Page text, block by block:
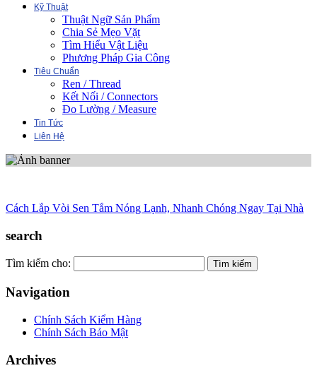
Kỹ Thuật
Thuật Ngữ Sản Phẩm
Chia Sẻ Mẹo Vặt
Tìm Hiểu Vật Liệu
Phương Pháp Gia Công
Tiêu Chuẩn
Ren / Thread
Kết Nối / Connectors
Đo Lường / Measure
Tin Tức
Liên Hệ
Cách Lắp Vòi Sen Tắm Nóng Lạnh, Nhanh Chóng Ngay Tại Nhà
search
Tìm kiếm cho:
Navigation
Chính Sách Kiểm Hàng
Chính Sách Bảo Mật
Archives